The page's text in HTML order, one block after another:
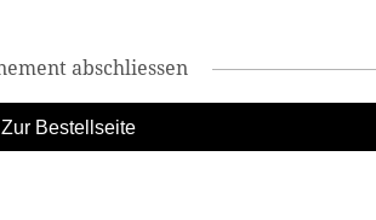
abschliessen
Zur Bestellseite